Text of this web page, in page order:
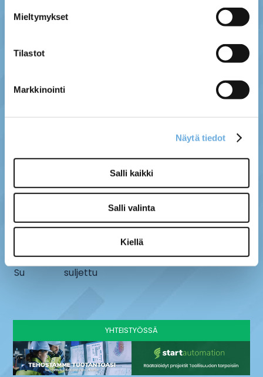
Mieltymykset
Tilastot
Markkinointi
Näytä tiedot
Salli kaikki
Salli valinta
Kiellä
MYYMÄLÄ
Kauhajoki
AUKIOLOAJAT
La
9-13
Su
suljettu
SÄHKÖ-MÄNTYLÄ OY
info@sahko-mantyla.fi
06 231 4930
YHTEISTYÖSSÄ